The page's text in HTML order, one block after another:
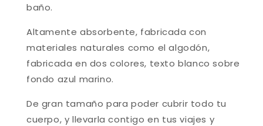
baño.
Altamente absorbente, fabricada con
materiales naturales como el algodón,
fabricada en dos colores, texto blanco sobre
fondo azul marino.
De gran tamaño para poder cubrir todo tu
cuerpo, y llevarla contigo en tus viajes y